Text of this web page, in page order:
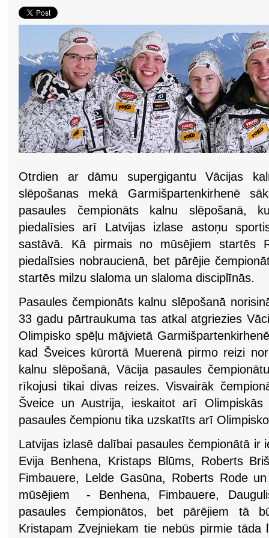
Otrdien ar dāmu supergigantu Vācijas
slēpošanas mekā Garmišpartenkirhenē
pasaules čempionāts kalnu slēpošanā,
piedalīsies arī Latvijas izlase astoņu
sastāvā. Kā pirmais no mūsējiem startēs
piedalīsies nobraucienā, bet pārējie
startēs milzu slaloma un slaloma disciplīnās.
Pasaules čempionāts kalnu slēpošanā
33 gadu pārtraukuma tas atkal atgriezies
Olimpisko spēļu mājvietā
kad Šveices kūrortā Muerenā pirmo reizi
kalnu slēpošanā, Vācija pasaules
rīkojusi tikai divas reizes. Visvairāk
Šveice un Austrija, ieskaitot arī
pasaules čempionu tika uzskatīts arī
Latvijas izlasē dalībai pasaules čempionātā ir
Evija Benhena, Kristaps Blūms, Roberts
Fimbauere, Lelde Gasūna, Roberts Rode
mūsējiem - Benhena, Fimbauere,
pasaules čempionātos, bet pārējiem tā
Kristapam Zvejniekam tie nebūs pirmie